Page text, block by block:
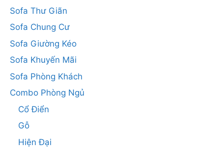
Sofa Thư Giãn
Sofa Chung Cư
Sofa Giường Kéo
Sofa Khuyến Mãi
Sofa Phòng Khách
Combo Phòng Ngủ
Cổ Điển
Gỗ
Hiện Đại